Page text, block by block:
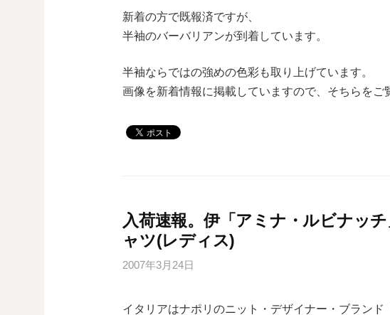
新着の方で既報済ですが、
半袖のバーバリアンが到着しています。
半袖ならではの強めの色彩も取り上げています。
画像を新着情報に掲載していますので、そちらをご
入荷速報。伊「アミナ・ルビナッ
ャツ(レディス)
2007年3月24日
イタリアはナポリのニット・デザイナー・ブランド